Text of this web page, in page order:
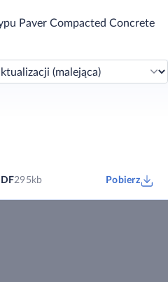
Paver Compacted Concrete
295kb Pobierz